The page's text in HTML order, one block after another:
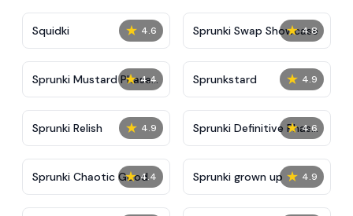
★ 4.6
Squidki ★ 4.8
Sprunki Swap Showcase
★ 4.4
Sprunki Mustard Phase
2
★ 4.9
Sprunkstard
★ 4.9
Sprunki Relish ★ 4.6
Sprunki Definitive Phase
7
★ 4.4
Sprunki Chaotic Good ★ 4.9
Sprunki grown up